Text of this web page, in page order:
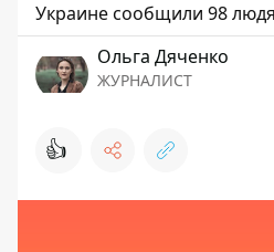
Украине сообщили 98
Ольга Дяченко
ЖУРНАЛИСТ
👍